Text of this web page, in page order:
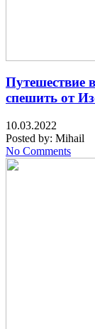
Путешествие
спешить от
10.03.2022
Posted by: Mihail
No Comments